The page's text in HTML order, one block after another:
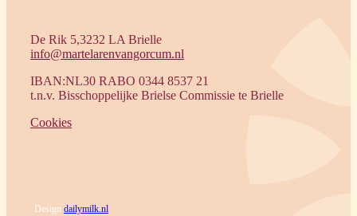
De Rik 5,3232 LA Brielle
info@martelarenvangorcum.nl
IBAN:NL30 RABO 0344 8537 21
t.n.v. Bisschoppelijke Brielse Commissie te Brielle
Cookies
Design dailymilk.nl